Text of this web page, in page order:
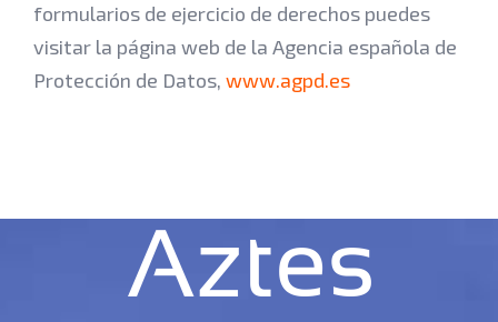
formularios de ejercicio de derechos puedes
visitar la página web de la Agencia española de
Protección de Datos, www.agpd.es